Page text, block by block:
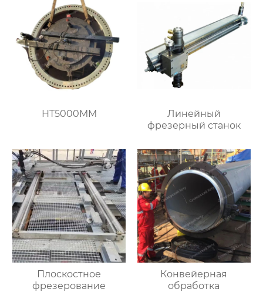
HT5000MM
Линейный
фрезерный станок
Плоскостное
фрезерование
Конвейерная
обработка